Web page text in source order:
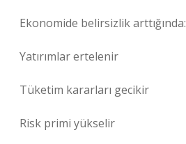
Ekonomide belirsizlik arttığında:
Yatırımlar ertelenir
Tüketim kararları gecikir
Risk primi yükselir